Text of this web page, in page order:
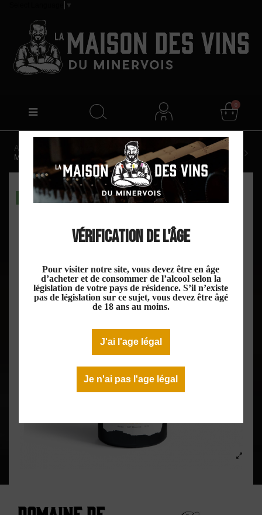
Vérification de l'âge
Pour visiter notre site, vous devez être en âge
d’acheter et de consommer de l’alcool selon la
législation de votre pays de résidence. S’il n’existe
pas de législation sur ce sujet, vous devez être âgé
de 18 ans au moins.
J'ai l'age légal
Je n'ai pas l'age légal
▼
0
Accueil
Domaine de Montahuc "Chant des Pierres" AOP
Minervois Rouge 2022
DISPO EN MAGASIN